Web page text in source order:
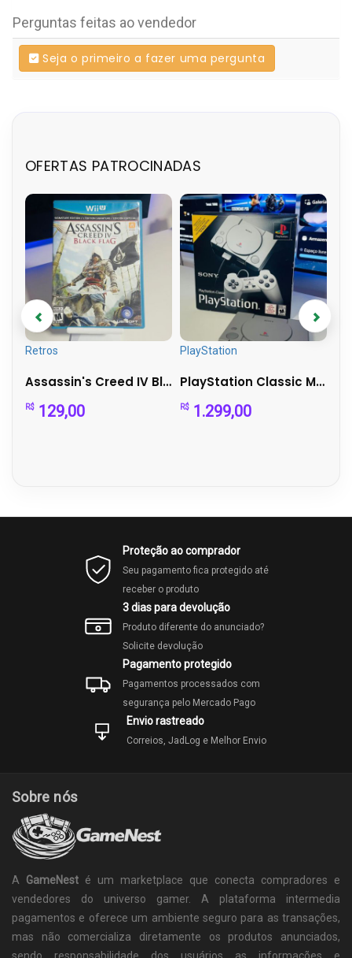
Perguntas feitas ao vendedor
Seja o primeiro a fazer uma pergunta
OFERTAS PATROCINADAS
Retros
Assassin's Creed IV Black Flag – Wii U | Completo
R$ 129,00
PlayStation
PlayStation Classic Mini Completo na Caixa + 20 Jogos Cláss...
R$ 1.299,00
Proteção ao comprador
Seu pagamento fica protegido até
receber o produto
3 dias para devolução
Produto diferente do anunciado?
Solicite devolução
Pagamento protegido
Pagamentos processados com
segurança pelo Mercado Pago
Envio rastreado
Correios, JadLog e Melhor Envio
Sobre nós
A GameNest é um marketplace que conecta compradores e
vendedores do universo gamer. A plataforma intermedia
pagamentos e oferece um ambiente seguro para as transações,
mas não comercializa diretamente os produtos anunciados,